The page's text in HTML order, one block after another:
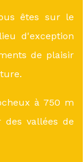
êtes sur le
d'exception
de plaisir
à 750 m
des vallées de